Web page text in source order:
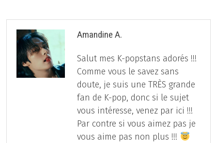
Amandine A.
Salut mes K-popstans adorés !!!
Comme vous le savez sans
doute, je suis une TRÈS grande
fan de K-pop, donc si le sujet
vous intéresse, venez par ici !!!
Par contre si vous aimez pas je
vous aime pas non plus !!!